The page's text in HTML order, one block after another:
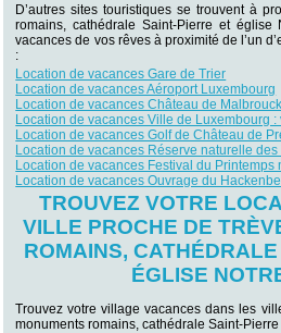
D’autres sites touristiques se trouvent à
romains, cathédrale Saint-Pierre et église
vacances de vos rêves à proximité de l’un
:
Location de vacances Gare de Trier
Location de vacances Aéroport Luxembourg
Location de vacances Château de Malbrouck
Location de vacances Ville de Luxembourg
Location de vacances Golf de Château de
Location de vacances Réserve naturelle
Location de vacances Festival du Printemps
Location de vacances Ouvrage du
TROUVEZ VOTRE
VILLE PROCHE DE
ROMAINS,
ÉGLISE
Trouvez votre village vacances dans les
monuments romains, cathédrale Saint-